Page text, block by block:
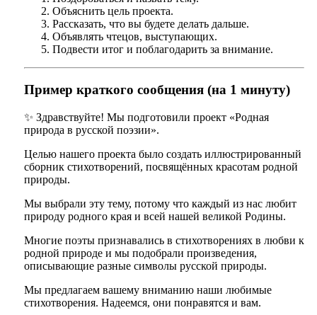
Объяснить цель проекта.
Рассказать, что вы будете делать дальше.
Объявлять чтецов, выступающих.
Подвести итог и поблагодарить за внимание.
Пример краткого сообщения (на 1 минуту)
✨ Здравствуйте! Мы подготовили проект «Родная
природа в русской поэзии».
Целью нашего проекта было создать иллюстрированный
сборник стихотворений, посвящённых красотам родной
природы.
Мы выбрали эту тему, потому что каждый из нас любит
природу родного края и всей нашей великой Родины.
Многие поэты признавались в стихотворениях в любви к
родной природе и мы подобрали произведения,
описывающие разные символы русской природы.
Мы предлагаем вашему вниманию наши любимые
стихотворения. Надеемся, они понравятся и вам.